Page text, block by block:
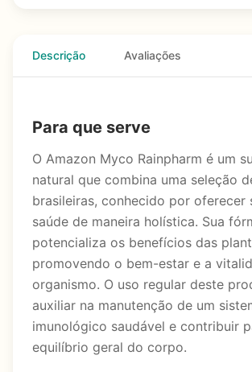
Descrição Avaliações
Para que serve
O Amazon Myco Rainpharm é um
natural que combina uma seleção
brasileiras, conhecido por oferecer
saúde de maneira holística. Sua
potencializa os benefícios das
promovendo o bem-estar e a
organismo. O uso regular deste
auxiliar na manutenção de um
imunológico saudável e contribuir
equilíbrio geral do corpo.